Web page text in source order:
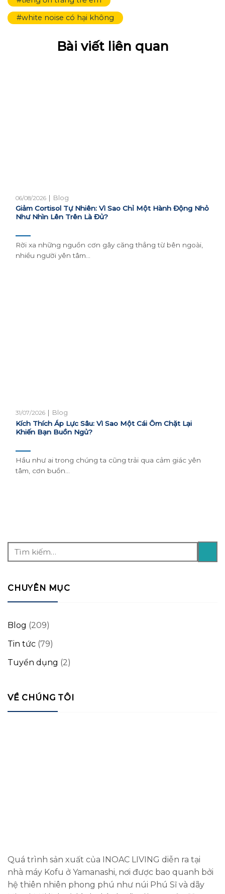
#white noise có hại không
Bài viết liên quan
06/08/2026 | Blog
Giảm Cortisol Tự Nhiên: Vì Sao Chỉ Một Hành Động Nhỏ
Như Nhìn Lên Trên Là Đủ?
Rời xa những nguồn cơn gây căng thẳng từ bên ngoài,
nhiều người yên tâm...
31/07/2026 | Blog
Kích Thích Áp Lực Sâu: Vì Sao Một Cái Ôm Chặt Lại
Khiến Bạn Buồn Ngủ?
Hầu như ai trong chúng ta cũng trải qua cảm giác yên
tâm, cơn buồn...
CHUYÊN MỤC
Blog (209)
Tin tức (79)
Tuyển dụng (2)
VỀ CHÚNG TÔI
Quá trình sản xuất của INOAC LIVING diễn ra tại
nhà máy Kofu ở Yamanashi, nơi được bao quanh bởi
hệ thiên nhiên phong phú như núi Phú Sĩ và dãy